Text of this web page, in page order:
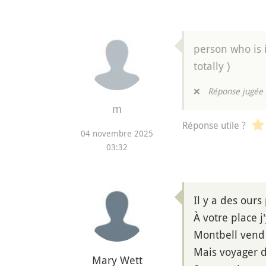
m
04 novembre 2025
03:32
person who
totally )
❌ Réponse
Réponse utile ?
Mary Wett
Il y a des
À votre place
Montbell
Mais voyager